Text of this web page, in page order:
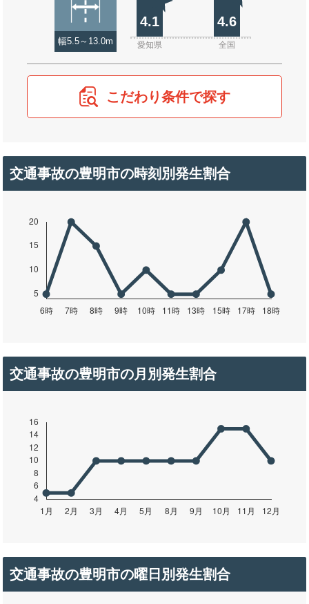
幅5.5～13.0m
4.1 4.6
愛知県 全国
こだわり条件で探す
交通事故の豊明市の時刻別発生割合
交通事故の豊明市の月別発生割合
交通事故の豊明市の曜日別発生割合